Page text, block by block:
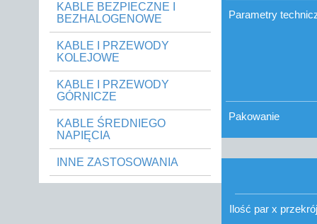
KABLE BEZPIECZNE I
BEZHALOGENOWE
KABLE I PRZEWODY
KOLEJOWE
KABLE I PRZEWODY
GÓRNICZE
KABLE ŚREDNIEGO
NAPIĘCIA
INNE ZASTOSOWANIA
Parametry
Pakowanie
Ilość par x